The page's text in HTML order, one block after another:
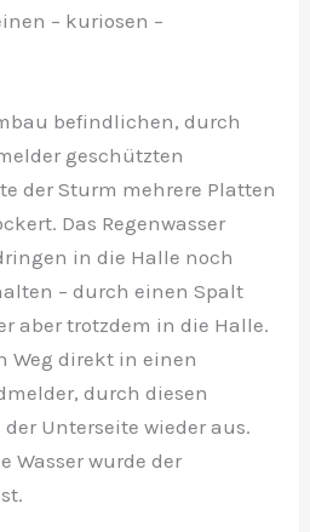
– kuriosen –
befindlichen, durch
geschützten
der Sturm mehrere Platten
Das Regenwasser
in die Halle noch
– durch einen Spalt
aber trotzdem in die Halle.
Weg direkt in einen
durch diesen
Unterseite wieder aus.
Wasser wurde der